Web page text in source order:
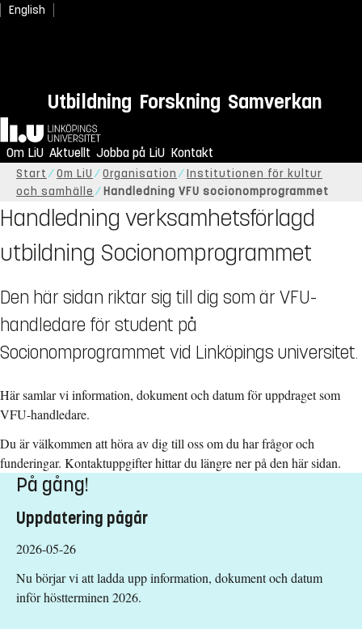
English
Utbildning Forskning Samverkan
Hem
Om LiU Aktuellt Jobba på LiU Kontakt
Start Om LiU Organisation
Institutionen för kultur
och samhälle
Handledning VFU socionomprogrammet
Handledning verksamhetsförlagd
utbildning Socionomprogrammet
Den här sidan riktar sig till dig som är VFU-
handledare för student på
Socionomprogrammet vid Linköpings universitet.
Här samlar vi information, dokument och datum för uppdraget som
VFU-handledare.
Du är välkommen att höra av dig till oss om du har frågor och
funderingar. Kontaktuppgifter hittar du längre ner på den här sidan.
På gång!
Uppdatering pågår
2026-05-26
Nu börjar vi att ladda upp information, dokument och datum
inför höstterminen 2026.